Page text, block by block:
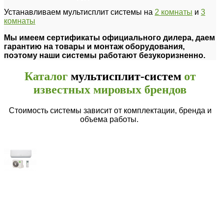
Устанавливаем мультисплит системы на 2 комнаты и 3
комнаты
Мы имеем сертификаты официального дилера, даем
гарантию на товары и монтаж оборудования,
поэтому наши системы работают безукоризненно.
Каталогмультисплит-систем от
известных мировых брендов
Стоимость системы зависит от комплектации, бренда и
объема работы.